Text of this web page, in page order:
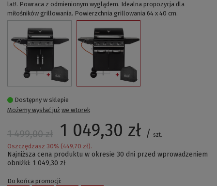
lat!. Powraca z odmienionym wyglądem. Idealna propozycja dla
miłośników grillowania. Powierzchnia grillowania 64 x 40 cm.
Dostępny w sklepie
Możemy wysłać już we wtorek
1 499,00 zł 1 049,30 zł / szt.
Oszczędzasz 30% (449,70 zł).
Najniższa cena produktu w okresie 30 dni przed wprowadzeniem
obniżki: 1 049,30 zł
Do końca promocji: